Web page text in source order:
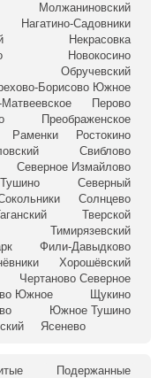
Молжаниновский
Нагатино-Садовники
Некрасовка
Новокосино
Обручевский
Борисово Южное
Перово
Преображенское
Раменки
Ростокино
Свиблово
Северное Измайлово
Северный
Солнцево
Тверской
Тимирязевский
Фили-Давыдково
Хорошёвский
Чертаново Северное
Южное
Щукино
Южное Тушино
Ясенево
Подержанные